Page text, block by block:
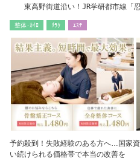
東高野街道沿い！JR学研都市線「
整体･ｶｲﾛ ﾘﾗｸ ｴｽﾃ
予約殺到！失敗経験のある方へ…国家
い続けられる価格帯で本当の改善を